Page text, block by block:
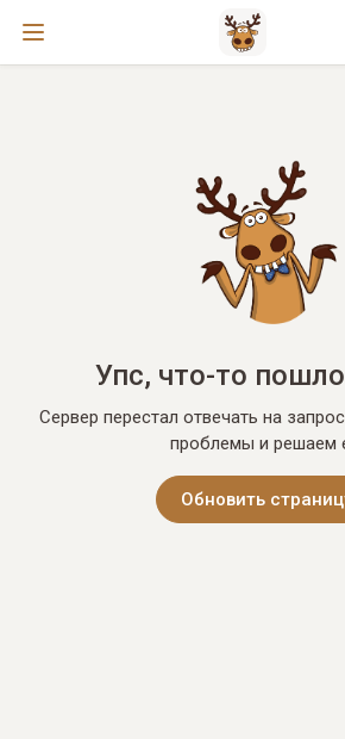
Упс, что-то
Сервер перестал отвечать на
проблемы и решаем
Обновить